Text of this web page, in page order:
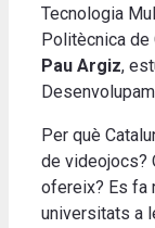
Tecnologia
Politècnica de
Pau Argiz,
Per què
de videojocs?
ofereix? Es fa
universitats a